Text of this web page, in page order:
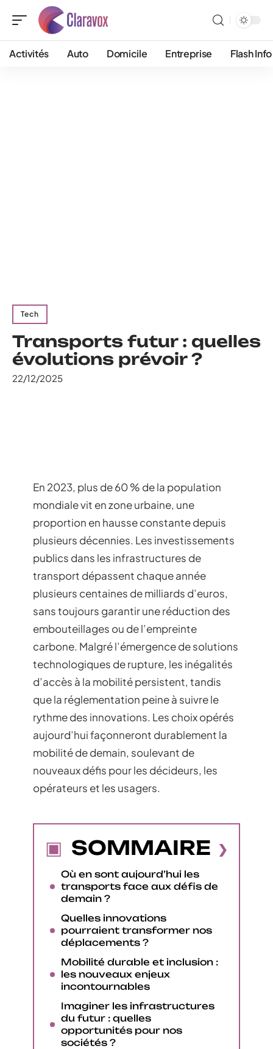
Activités Auto Domicile Entreprise Flash Info
Tech
Transports futur : quelles
évolutions prévoir ?
22/12/2025
En 2023, plus de 60 % de la population
mondiale vit en zone urbaine, une
proportion en hausse constante depuis
plusieurs décennies. Les investissements
publics dans les infrastructures de
transport dépassent chaque année
plusieurs centaines de milliards d’euros,
sans toujours garantir une réduction des
embouteillages ou de l’empreinte
carbone. Malgré l’émergence de solutions
technologiques de rupture, les inégalités
d’accès à la mobilité persistent, tandis
que la réglementation peine à suivre le
rythme des innovations. Les choix opérés
aujourd’hui façonneront durablement la
mobilité de demain, soulevant de
nouveaux défis pour les décideurs, les
opérateurs et les usagers.
SOMMAIRE
Où en sont aujourd’hui les
transports face aux défis de
demain ?
Quelles innovations
pourraient transformer nos
déplacements ?
Mobilité durable et inclusion :
les nouveaux enjeux
incontournables
Imaginer les infrastructures
du futur : quelles
opportunités pour nos
sociétés ?